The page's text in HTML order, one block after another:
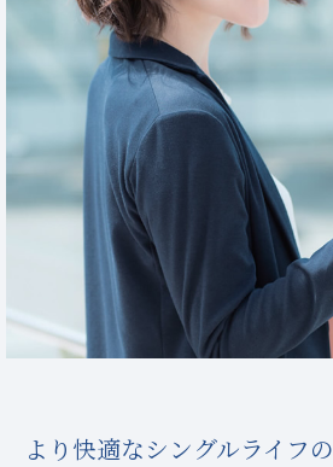
より快適なシングルライフの